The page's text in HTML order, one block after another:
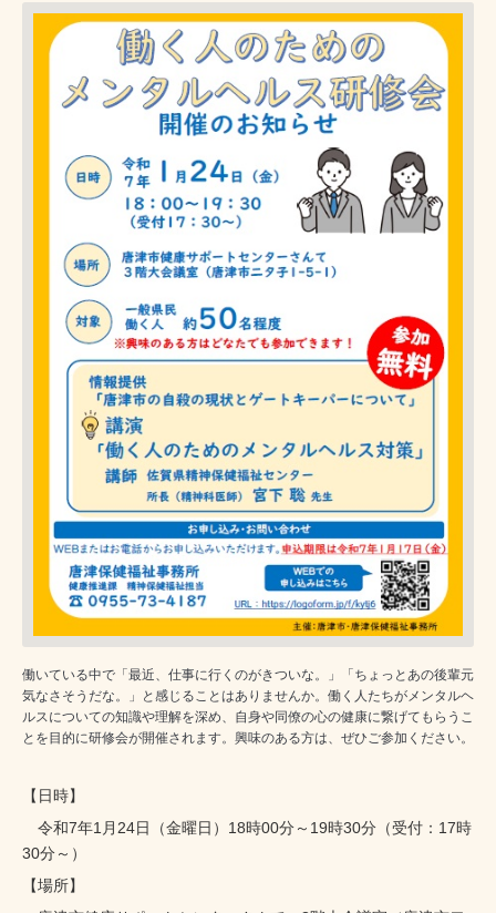
働いている中で「最近、仕事に行くのがきついな。」「ちょっとあの後輩元
気なさそうだな。」と感じることはありませんか。働く人たちがメンタルヘ
ルスについての知識や理解を深め、自身や同僚の心の健康に繋げてもらうこ
とを目的に研修会が開催されます。興味のある方は、ぜひご参加ください。
【日時】
令和7年1月24日（金曜日）18時00分～19時30分（受付：17時
30分～）
【場所】